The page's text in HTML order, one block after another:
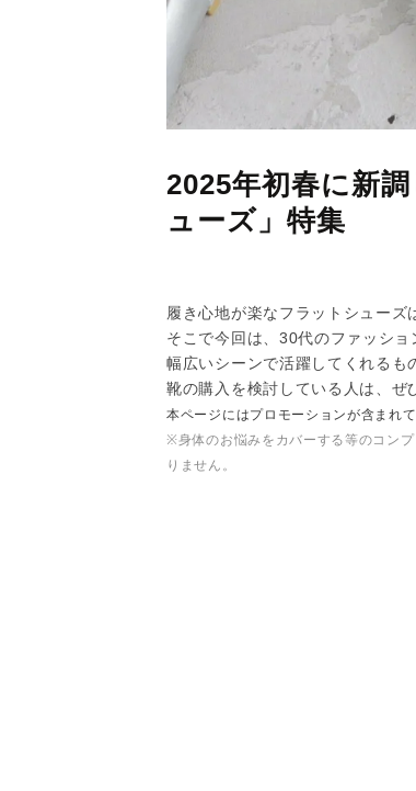
2025年初春に新
ューズ」特集
履き心地が楽なフラットシュー
そこで今回は、30代のファッショ
幅広いシーンで活躍してくれるも
靴の購入を検討している人は、ぜ
本ページにはプロモーションが含まれ
※身体のお悩みをカバーする等のコン
りません。